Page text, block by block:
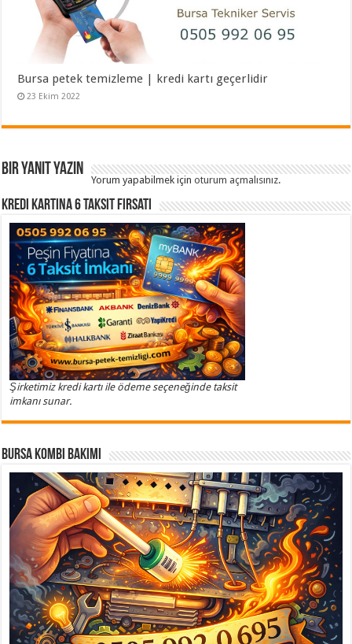
Bursa petek temizleme | kredi kartı geçerlidir
23 Ekim 2022
Bir yanıt yazın
Yorum yapabilmek içinoturum açmalısınız.
Kredi Kartına 6 Taksit Fırsatı
Şirketimiz kredi kartı ile ödeme seçeneğinde taksit
imkanı sunar.
Bursa Kombi Bakımı